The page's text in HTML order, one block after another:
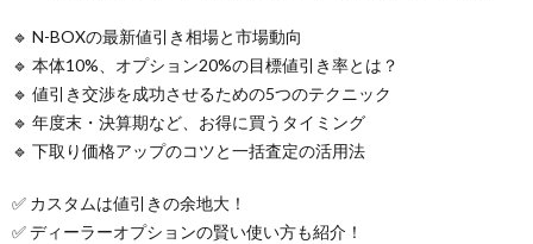
🔹 N-BOXの最新値引き相場と市場動向
🔹 本体10%、オプション20%の目標値引き率とは？
🔹 値引き交渉を成功させるための5つのテクニック
🔹 年度末・決算期など、お得に買うタイミング
🔹 下取り価格アップのコツと一括査定の活用法
✅ カスタムは値引きの余地大！
✅ ディーラーオプションの賢い使い方も紹介！